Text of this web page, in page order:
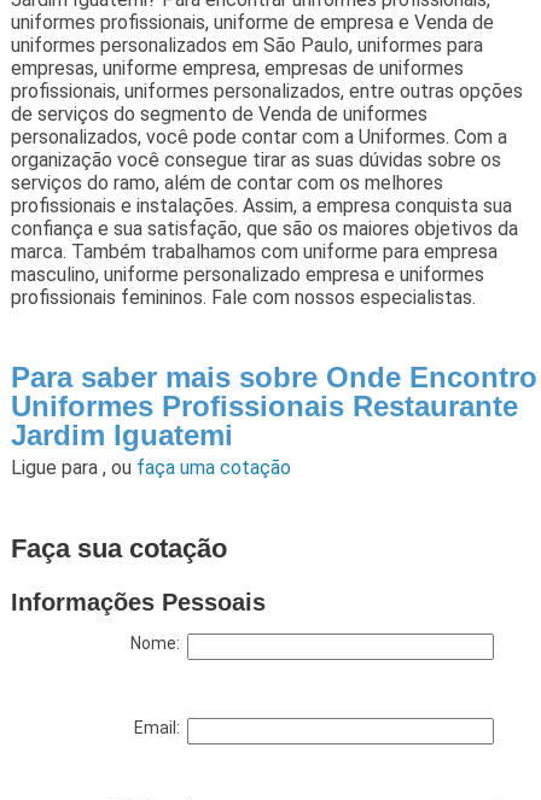
uniformes profissionais, uniforme de empresa e Venda de
uniformes personalizados em São Paulo, uniformes para
empresas, uniforme empresa, empresas de uniformes
profissionais, uniformes personalizados, entre outras opções
de serviços do segmento de Venda de uniformes
personalizados, você pode contar com a Uniformes. Com a
organização você consegue tirar as suas dúvidas sobre os
serviços do ramo, além de contar com os melhores
profissionais e instalações. Assim, a empresa conquista sua
confiança e sua satisfação, que são os maiores objetivos da
marca. Também trabalhamos com uniforme para empresa
masculino, uniforme personalizado empresa e uniformes
profissionais femininos. Fale com nossos especialistas.
Para saber mais sobre Onde Encontro
Uniformes Profissionais Restaurante
Jardim Iguatemi
Ligue para , ou faça uma cotação
Faça sua cotação
Informações Pessoais
Nome:
Email: